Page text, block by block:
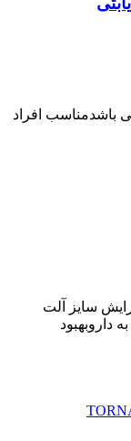
باشدمناسب افراد
سایز آلت
داروبهبود